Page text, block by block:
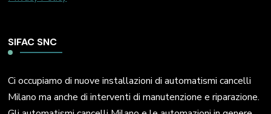
SIFAC SNC
Ci occupiamo di nuove installazioni di automatismi cancelli
Milano ma anche di interventi di manutenzione e riparazione.